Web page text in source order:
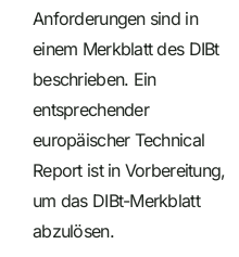
Anforderungen sind in
einem Merkblatt des DIBt
beschrieben. Ein
entsprechender
europäischer Technical
Report ist in Vorbereitung,
um das DIBt-Merkblatt
abzulösen.